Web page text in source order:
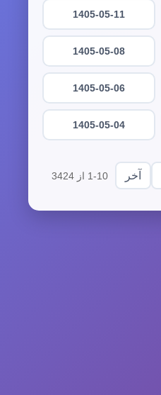
1405-05-11
1405-05-08
1405-05-06
1405-05-04
آخر 1-10 از 3424